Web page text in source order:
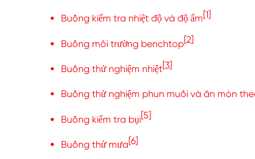
Buồng kiểm tra nhiệt độ và độ ẩm[1]
Buồng môi trường benchtop[2]
Buồng thử nghiệm nhiệt[3]
Buồng thử nghiệm phun muối và ăn mòn
Buồng kiểm tra bụi[5]
Buồng thử mưa[6]